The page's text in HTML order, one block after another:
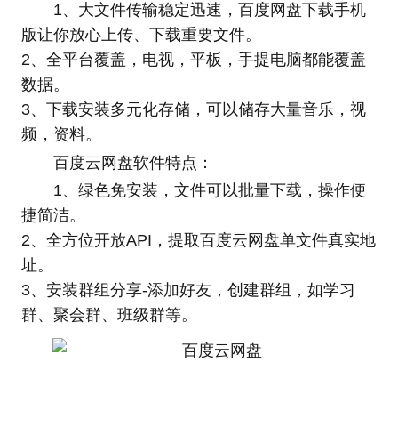
1、大文件传输稳定迅速，百度网盘下载手机
版让你放心上传、下载重要文件。
2、全平台覆盖，电视，平板，手提电脑都能覆盖
数据。
3、下载安装多元化存储，可以储存大量音乐，视
频，资料。
百度云网盘软件特点：
1、绿色免安装，文件可以批量下载，操作便
捷简洁。
2、全方位开放API，提取百度云网盘单文件真实地
址。
3、安装群组分享-添加好友，创建群组，如学习
群、聚会群、班级群等。